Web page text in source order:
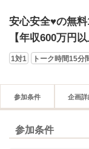
安心安全♥の無
【年収600万円
1対1 トーク時間15分
参加条件 企画詳
参加条件